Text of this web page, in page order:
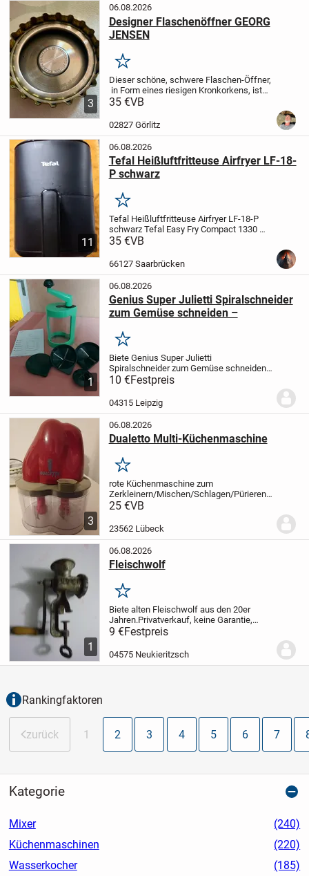
3
06.08.2026
Designer Flaschenöffner GEORG
JENSEN
Merken
Dieser schöne, schwere Flaschen-Öffner,
in Form eines riesigen Kronkorkens, ist
von der dänischen Designer Firma Georg
Firmen Logo aufgedruckt ist, ist...
35 €VB
02827 Görlitz
11
06.08.2026
Tefal Heißluftfritteuse Airfryer LF-18-
P schwarz
Merken
Tefal Heißluftfritteuse Airfryer LF-18-P
schwarzTefal Easy Fry Compact1330 W
Korbvolumen 3 l
möglich)technisch ohne Mängel
35 €VB
66127 Saarbrücken
1
06.08.2026
Genius Super Julietti Spiralschneider
zum Gemüse schneiden –
Merken
Biete Genius Super Julietti
Spiralschneider zum Gemüse schneiden
– Gemüsespaghetti, Spiralen und
Julienne in grün,
x 13 x 11 cmArtikelgewicht: 1.4
Kilogramm
Betriebsmodus...
10 €Festpreis
04315 Leipzig
3
06.08.2026
Dualetto Multi-Küchenmaschine
Merken
rote Küchenmaschine zum
Zerkleinern/Mischen/Schlagen/Pürieren;
mit Rezeptheft;
25 €VB
23562 Lübeck
1
06.08.2026
Fleischwolf
Merken
Biete alten Fleischwolf aus den 20er
Jahren.Privatverkauf, keine Garantie,
keine Rücknahme Versandkosten
übernimmt Käufer
9 €Festpreis
04575 Neukieritzsch
Rankingfaktoren
zurück 1 2 3 4 5 6 7
Kategorie
Mixer
(240)
Küchenmaschinen
(220)
Wasserkocher
(185)